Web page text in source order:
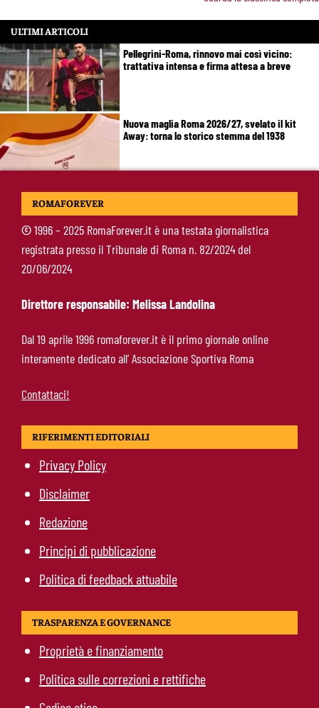
ULTIMI ARTICOLI
Pellegrini-Roma, rinnovo mai così vicino:
trattativa intensa e firma attesa a breve
Nuova maglia Roma 2026/27, svelato il kit
Away: torna lo storico stemma del 1938
Alajbegovic, Pjanic svela il ruolo: perché il
Juventus
Calciomercato Roma, Angeliño e Kumbulla ai
saluti: D’Amico accelera per il sostituto sulla
sinistra
ROMAFOREVER
©1996 – 2025 RomaForever.it è una testata giornalistica
registrata presso il Tribunale di Roma n. 82/2024 del
20/06/2024
Direttore responsabile: Melissa Landolina
Dal 19 aprile 1996 romaforever.it è il primo giornale online
interamente dedicato all’ Associazione Sportiva Roma
Contattaci!
RIFERIMENTI EDITORIALI
Privacy Policy
Disclaimer
Redazione
Principi di pubblicazione
Politica di feedback attuabile
TRASPARENZA E GOVERNANCE
Proprietà e finanziamento
Politica sulle correzioni e rettifiche